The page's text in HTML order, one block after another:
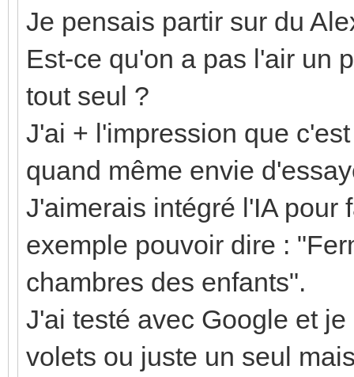
Je pensais partir sur du
Est-ce qu'on a pas l'air un
tout seul ?
J'ai + l'impression que
quand même envie
J'aimerais intégré l'IA pour
exemple pouvoir dire :
chambres des enfants".
J'ai testé avec Google et
volets ou juste un seul